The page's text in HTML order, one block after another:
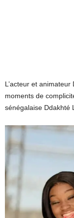
L’acteur et
moments de
sénégalaise Ddakhté